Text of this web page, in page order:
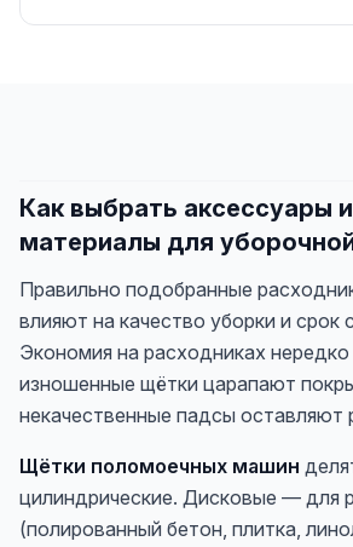
Как выбрать аксессуары
материалы для
Правильно подобранные
влияют на качество уборки и
Экономия на расходниках
изношенные щётки царапают
некачественные падсы оставляют
Щётки поломоечных машин
цилиндрические. Дисковые — для
(полированный бетон, плитка,